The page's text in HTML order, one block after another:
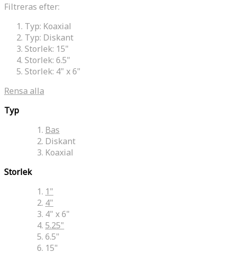
Filtreras efter:
Typ: Koaxial
Typ: Diskant
Storlek: 15"
Storlek: 6.5"
Storlek: 4" x 6"
Rensa alla
Typ
Bas
Diskant
Koaxial
Storlek
1"
4"
4" x 6"
5.25"
6.5"
15"